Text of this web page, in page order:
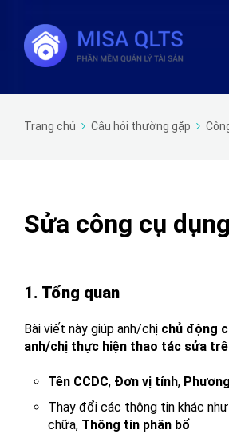
Trang chủ Câu hỏi thường gặp
Sửa công cụ
1. Tổng quan
Bài viết này giúp anh/chị chủ động
anh/chị thực hiện thao tác sửa
Tên CCDC, Đơn vị tính,
Thay đổi các thông tin khác như
chữa, Thông tin phân bổ